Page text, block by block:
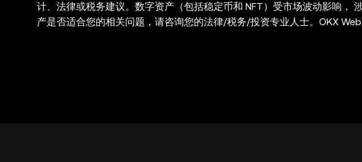
计、法律或税务建议。数字资产（包括稳定币和 NFT）受市场波动影响，
产是否适合您的相关问题，请咨询您的法律/税务/投资专业人士。OKX
与第三方平台交互，OKX Web3 钱包无法控制此类第三方平台的服务，